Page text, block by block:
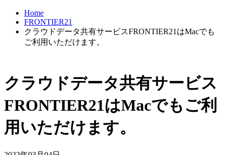
Home
FRONTIER21
クラウドデータ共有サービスFRONTIER21はMacでも
ご利用いただけます。
クラウドデータ共有サービス
FRONTIER21はMacでもご利
用いただけます。